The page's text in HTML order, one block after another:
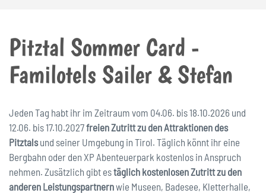
Pitztal Sommer Card -
Familotels Sailer & Stefan
Jeden Tag habt ihr im Zeitraum vom 04.06. bis 18.10.2026 und
12.06. bis 17.10.2027freien Zutritt zu den Attraktionen des
Pitztalsund seiner Umgebung in Tirol. Täglich könnt ihr eine
Bergbahn oder den XP Abenteuerpark kostenlos in Anspruch
nehmen. Zusätzlich gibt estäglich kostenlosen Zutritt zu den
anderen Leistungspartnernwie Museen, Badesee, Kletterhalle,